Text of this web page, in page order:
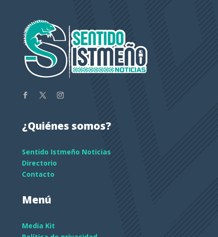
¿Quiénes somos?
Sentido Istmeño Noticias
Directorio
Contacto
Menú
Media Kit